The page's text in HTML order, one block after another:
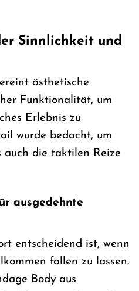
Sinnlichkeit und
ästhetische
Funktionalität, um
Erlebnis zu
wurde bedacht, um
auch die taktilen Reize
ausgedehnte
entscheidend ist, wenn
fallen zu lassen.
Body aus